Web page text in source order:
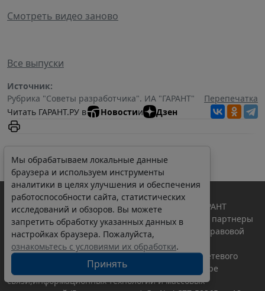
Смотреть видео заново
Все выпуски
Источник:
Рубрика "Cоветы разработчика". ИА "ГАРАНТ"
Перепечатка
Читать ГАРАНТ.РУ в
Новостии Дзен
Мы обрабатываем локальные данные
браузера и используем инструменты
аналитики в целях улучшения и обеспечения
работоспособности сайта, статистических
исследований и обзоров. Вы можете
запретить обработку указанных данных в
настройках браузера. Пожалуйста,
ознакомьтесь с условиями их обработки.
Принять
© ООО "НПП "ГАРАНТ-СЕРВИС", 2026. Система ГАРАНТ
выпускается с 1990 года. Компания "Гарант" и ее партнеры
являются участниками Российской ассоциации правовой
информации ГАРАНТ.
Портал ГАРАНТ.РУ зарегистрирован в качестве сетевого
издания Федеральной службой по надзору в сфере
связи,информационных технологий и массовых